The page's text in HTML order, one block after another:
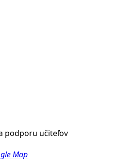
podporu učiteľov
Map